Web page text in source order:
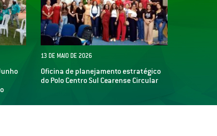
13 DE MAIO DE 2026
Oficina de planejamento estratégico
do Polo Centro Sul Cearense Circular